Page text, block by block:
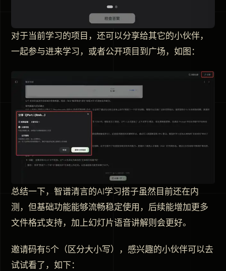
对于当前学习的项目，还可以分享给其它的小伙伴，
一起参与进来学习，或者公开项目到广场，如图：
总结一下，智谱清言的AI学习搭子虽然目前还在内
测，但基础功能能够流畅稳定使用，后续能增加更多
文件格式支持，加上幻灯片语音讲解则会更好。
邀请码有5个（区分大小写），感兴趣的小伙伴可以去
试试看了，如下：